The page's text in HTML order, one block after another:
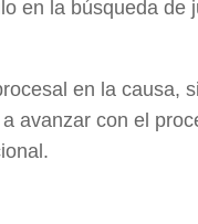
en la búsqueda
en la causa,
avanzar con el